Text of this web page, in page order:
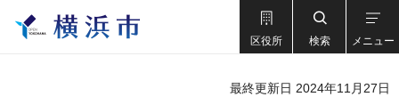
区役所 検索 メニュー
最終更新日 2024年11月27日